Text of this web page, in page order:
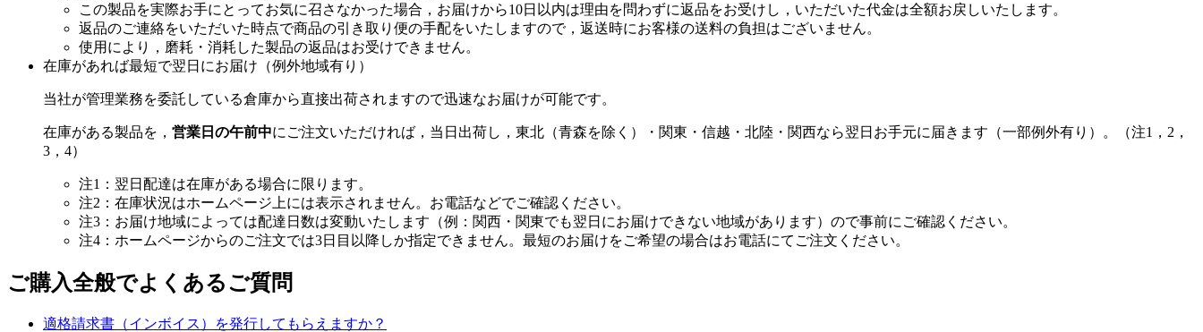
この製品を実際お手にとってお気に召さなかった場合，お届けから10日以内は理由を問わずに返品をお受けし，いただいた代金は全額お戻しいたします。
返品のご連絡をいただいた時点で商品の引き取り便の手配をいたしますので，返送時にお客様の送料の負担はございません。
使用により，磨耗・消耗した製品の返品はお受けできません。
在庫があれば最短で翌日にお届け（例外地域有り）
当社が管理業務を委託している倉庫から直接出荷されますので迅速なお届けが可能です。
在庫がある製品を， 営業日の午前中にご注文いただければ，当日出荷し，東北（青森を除く）・関東・信越・北陸・関西なら翌日お手元に届きます（一部例外有り）。（注1，2，
3，4）
注1：翌日配達は在庫がある場合に限ります。
注2：在庫状況はホームページ上には表示されません。お電話などでご確認ください。
注3：お届け地域によっては配達日数は変動いたします（例：関西・関東でも翌日にお届けできない地域があります）ので事前にご確認ください。
注4：ホームページからのご注文では3日目以降しか指定できません。最短のお届けをご希望の場合はお電話にてご注文ください。
ご購入全般でよくあるご質問
適格請求書（インボイス）を発行してもらえますか？